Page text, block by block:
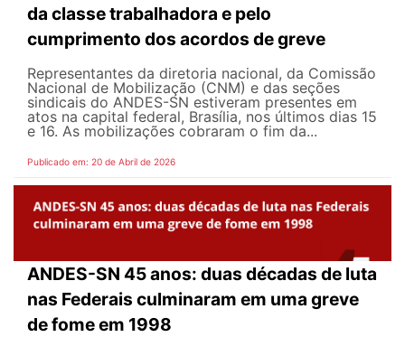
da classe trabalhadora e pelo
cumprimento dos acordos de greve
Representantes da diretoria nacional, da Comissão
Nacional de Mobilização (CNM) e das seções
sindicais do ANDES-SN estiveram presentes em
atos na capital federal, Brasília, nos últimos dias 15
e 16. As mobilizações cobraram o fim da...
Publicado em: 20 de Abril de 2026
ANDES-SN 45 anos: duas décadas de luta
nas Federais culminaram em uma greve
de fome em 1998